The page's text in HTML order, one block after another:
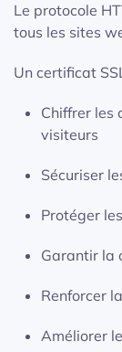
Le protocole
tous les sites
Un certificat
Chiffrer les
visiteurs
Sécuriser
Protéger
Garantir la
Renforcer
Améliorer